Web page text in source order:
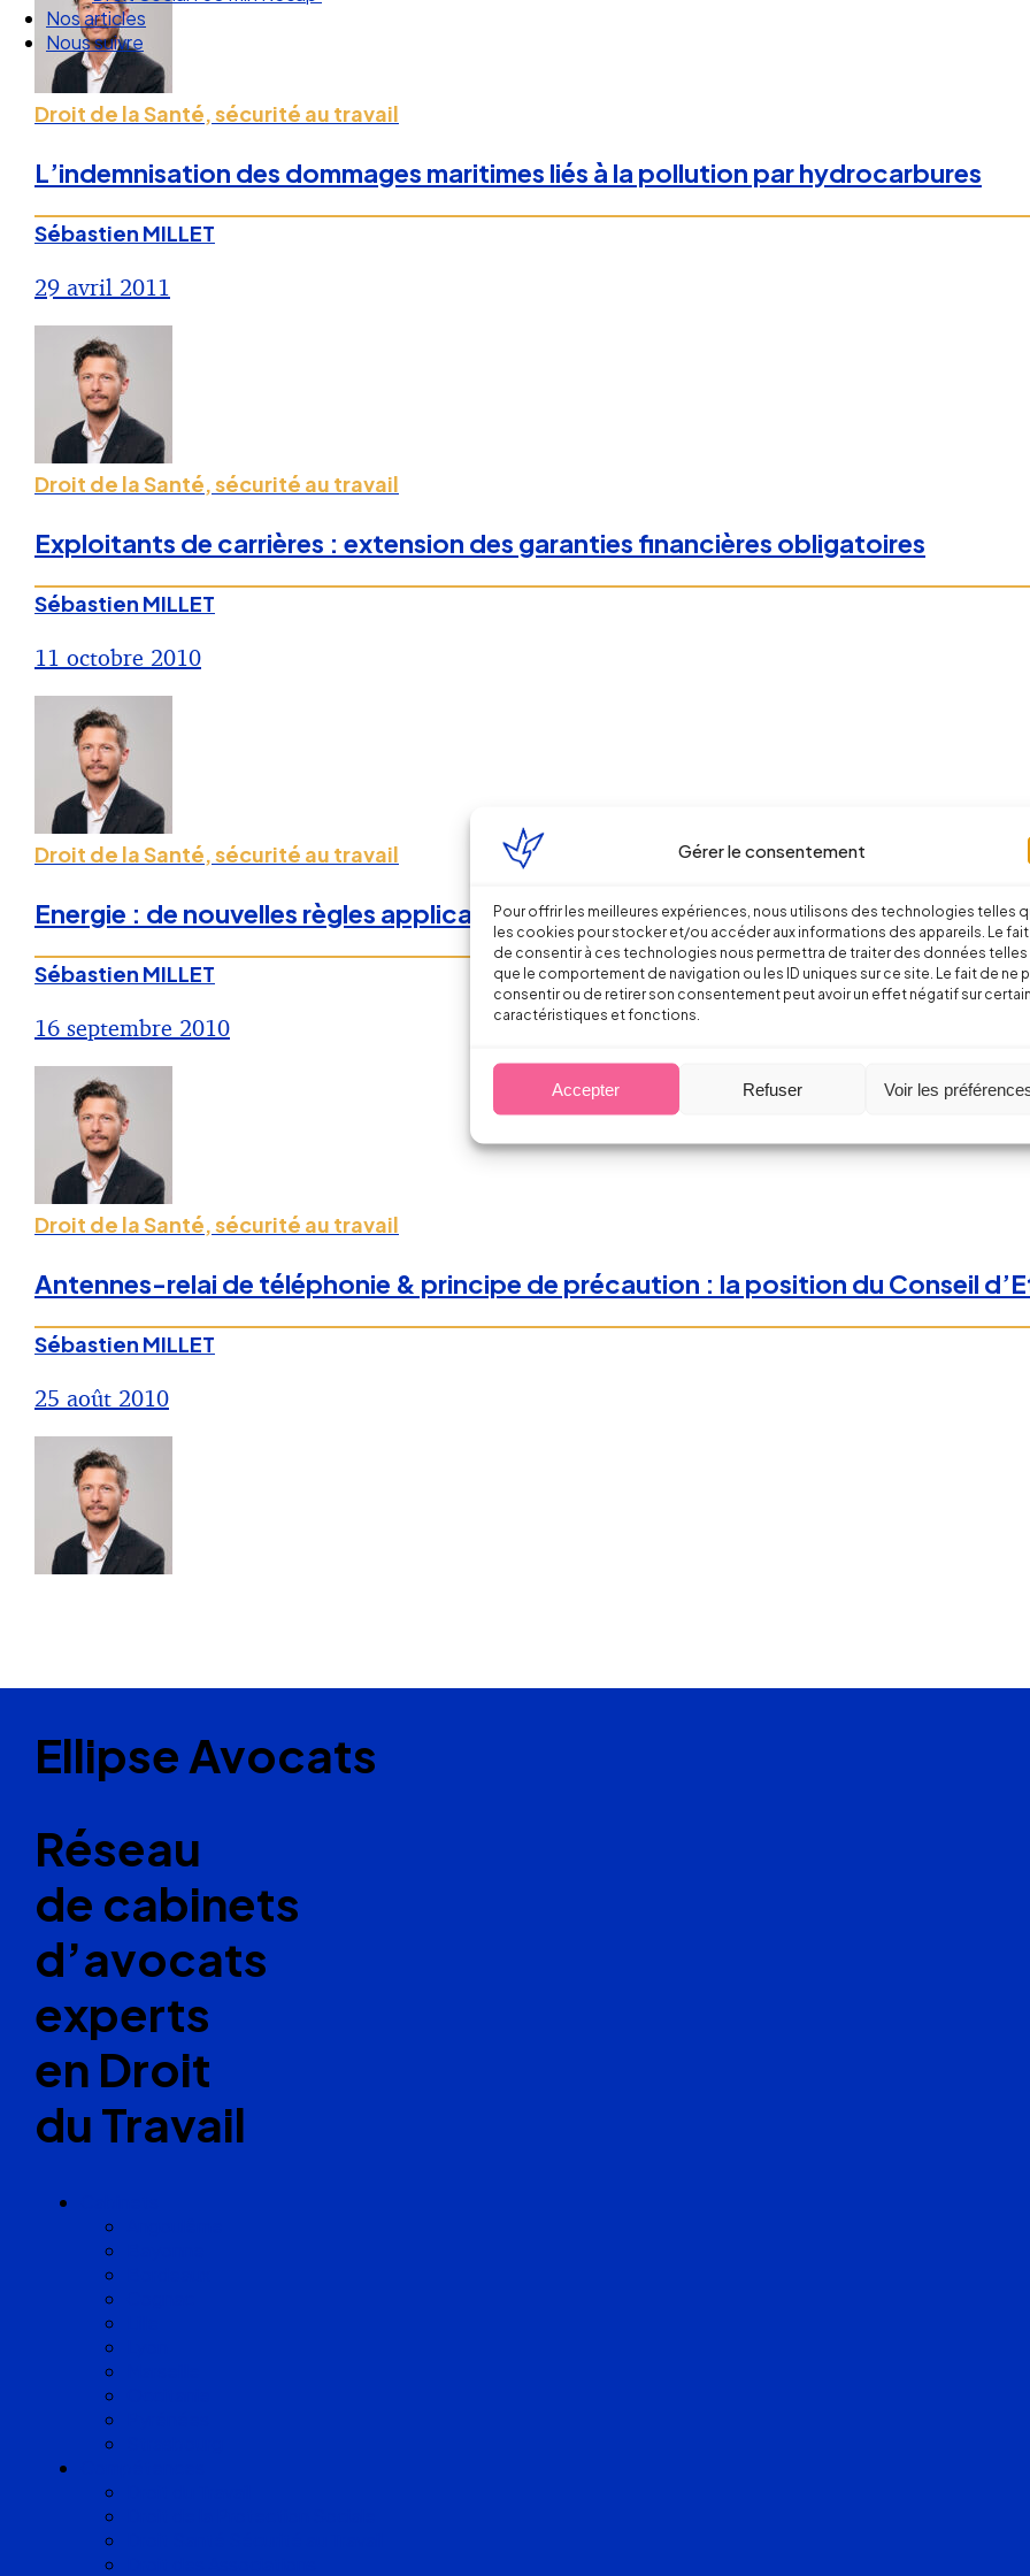
Gérer le consentement
Pour offrir les meilleures expériences, nous utilisons des technologies telles
les cookies pour stocker et/ou accéder aux informations des appareils. Le fait
de consentir à ces technologies nous permettra de traiter des données telles
que le comportement de navigation ou les ID uniques sur ce site. Le fait de ne
consentir ou de retirer son consentement peut avoir un effet négatif sur
caractéristiques et fonctions.
Accepter Refuser Voir les
Nos articles
Nous suivre
Droit de la Santé, sécurité au travail
L’indemnisation des dommages maritimes liés à la pollution par hydrocarbures
Sébastien MILLET
29 avril 2011
Droit de la Santé, sécurité au travail
Exploitants de carrières : extension des garanties financières obligatoires
Sébastien MILLET
11 octobre 2010
Droit de la Santé, sécurité au travail
Energie : de nouvelles règles applicables en matière d’installations thermiques
Sébastien MILLET
16 septembre 2010
Droit de la Santé, sécurité au travail
Antennes-relai de téléphonie & principe de précaution : la position du Conseil
Sébastien MILLET
25 août 2010
Ellipse Avocats
Réseau
de cabinets
d’avocats
experts
en Droit
du Travail